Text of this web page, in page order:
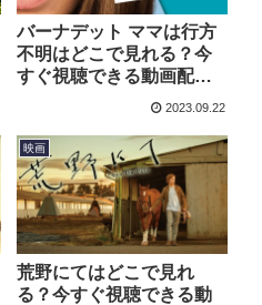
バーナデット ママは行方
不明はどこで見れる？今
すぐ視聴できる動画配信
サービスを紹介！
2023.09.22
映画
荒野にてはどこで見れ
る？今すぐ視聴できる動